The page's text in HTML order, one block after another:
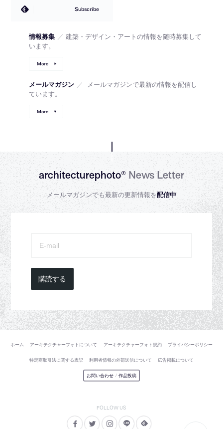
Subscribe
情報募集 ／ 建築・デザイン・アートの情報を随時募集して
います。
More
メールマガジン ／
メールマガジンで最新の情報を配信し
ています。
More
architecturephoto®News Letter
メールマガジンでも最新の更新情報を配信中
購読する
ホーム アーキテクチャーフォトについて アーキテクチャーフォト規約 プライバシーポリシー
特定商取引法に関する表記 利用者情報の外部送信について 広告掲載について
お問い合わせ / 作品投稿